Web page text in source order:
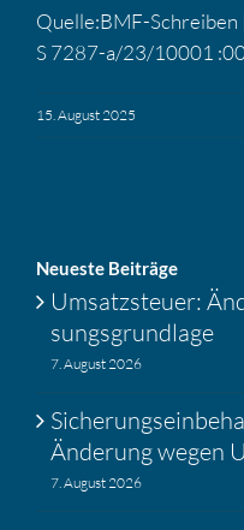
Quelle:BMF-Schreiben
S 7287-a/23/10001
15. August 2025
Neueste Beiträge
Umsatz­steuer:
sungs­grund­lage
7. August 2026
Änderung wegen
7. August 2026